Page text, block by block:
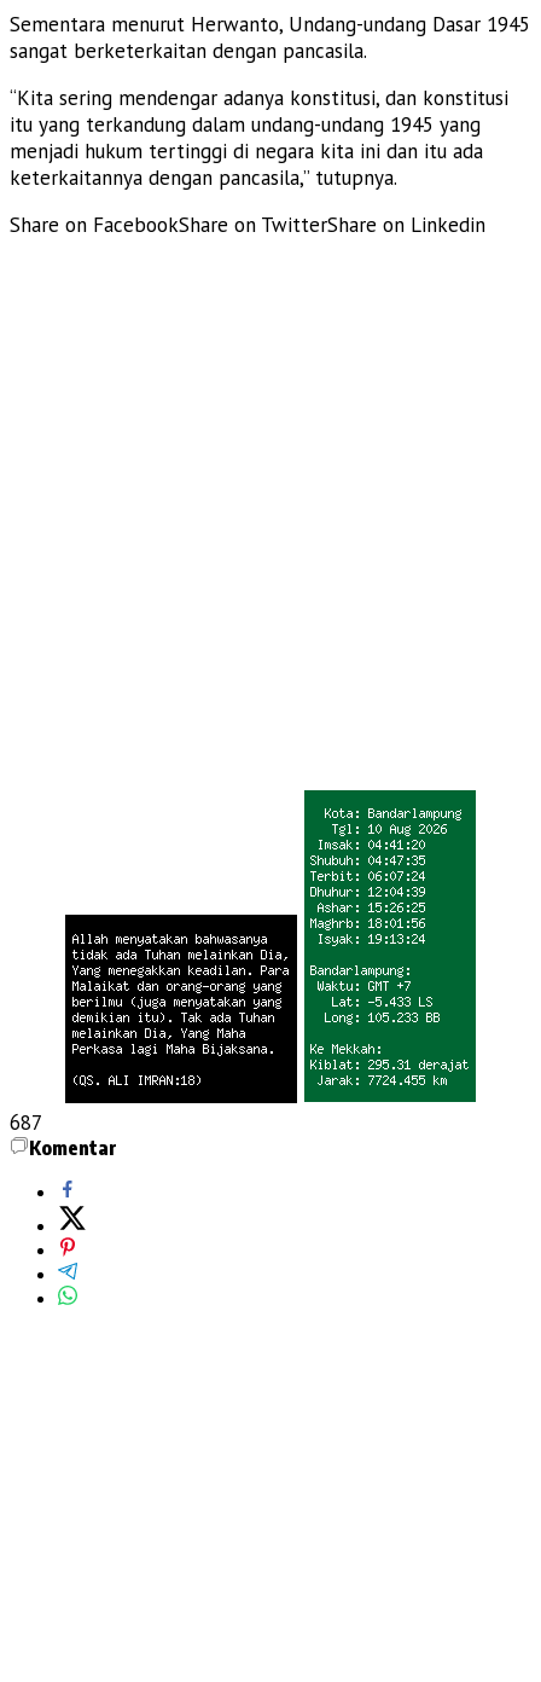
Sementara menurut Herwanto, Undang-undang Dasar 1945
sangat berketerkaitan dengan pancasila.
“Kita sering mendengar adanya konstitusi, dan konstitusi
itu yang terkandung dalam undang-undang 1945 yang
menjadi hukum tertinggi di negara kita ini dan itu ada
keterkaitannya dengan pancasila,” tutupnya.
Share on FacebookShare on TwitterShare on Linkedin
687
Komentar